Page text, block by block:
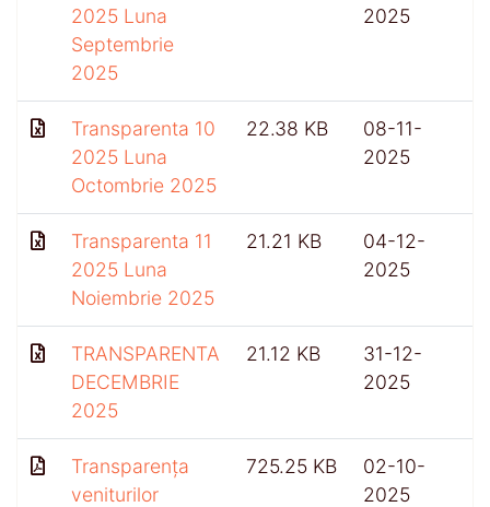
2025 Luna
Septembrie
2025
2025
Transparenta 10
2025 Luna
Octombrie 2025
22.38 KB
08-11-
2025
Transparenta 11
2025 Luna
Noiembrie 2025
21.21 KB
04-12-
2025
TRANSPARENTA
DECEMBRIE
2025
21.12 KB
31-12-
2025
Transparența
veniturilor
725.25 KB
02-10-
2025